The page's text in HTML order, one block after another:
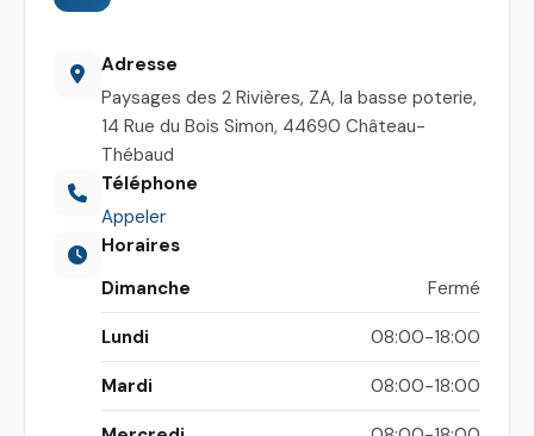
Adresse
Paysages des 2 Rivières, ZA, la basse poterie,
14 Rue du Bois Simon, 44690 Château-
Thébaud
Téléphone
Appeler
Horaires
Dimanche
Fermé
Lundi 08:00-18:00
Mardi 08:00-18:00